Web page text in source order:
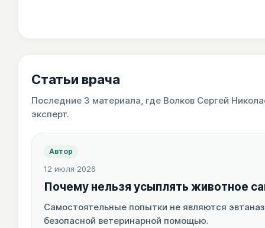
Статьи врача
Последние 3 материала, где Волков Сергей
эксперт.
Автор
12 июля 2026
Почему нельзя усыплять животное
Самостоятельные попытки не являются
безопасной ветеринарной помощью.